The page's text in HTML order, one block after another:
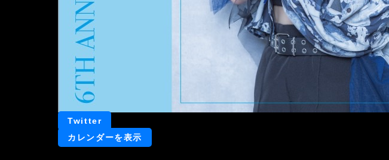
Twitter
カレンダーを表示